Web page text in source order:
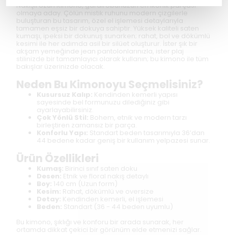
Nakışlı Uzun Kimono, gardırobunuzun en ikonik parçası
olmaya aday. Çölün mistik ruhunu modern çizgilerle
buluşturan bu tasarım, özel el işlemesi detaylarıyla
tamamen eşsiz bir dokuya sahiptir. Yüksek kaliteli saten
kumaşı, ipeksi bir dokunuş sunarken; rahat, bol ve dökümlü
kesimi ile her adımda asil bir silüet oluşturur. İster şık bir
akşam yemeğinde jean pantolonlarınızla, ister plaj
stilinizde bir tamamlayıcı olarak kullanın; bu kimono ile tüm
bakışlar üzerinizde olacak.
Neden Bu Kimonoyu Seçmelisiniz?
Kusursuz Kalıp: Kendinden kemerli yapısı
sayesinde bel formunuzu dilediğiniz gibi
ayarlayabilirsiniz.
Çok Yönlü Stil: Bohem, etnik ve modern tarzı
birleştiren zamansız bir parça.
Konforlu Yapı: Standart beden tasarımıyla 36’dan
44 bedene kadar geniş bir kullanım yelpazesi sunar.
Ürün Özellikleri
Kumaş: Birinci sınıf saten doku
Desen: Etnik ve floral nakış detaylı
Boy: 140 cm (Uzun form)
Kesim: Rahat, dökümlü ve oversize
Detay: Kendinden kemerli, el işlemesi
Beden: Standart (36 - 44 beden uyumlu)
Bu kimono, şıklığı ve konforu bir arada sunarak, her
ortamda dikkat çekici bir görünüm elde etmenizi sağlar.